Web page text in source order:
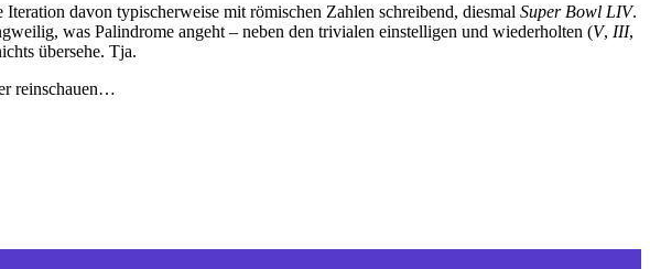
davon typischerweise mit römischen Zahlen schreibend, diesmal Super Bowl LIV.
was Palindrome angeht – neben den trivialen einstelligen und wiederholten (V, III,
übersehe. Tja.
reinschauen…